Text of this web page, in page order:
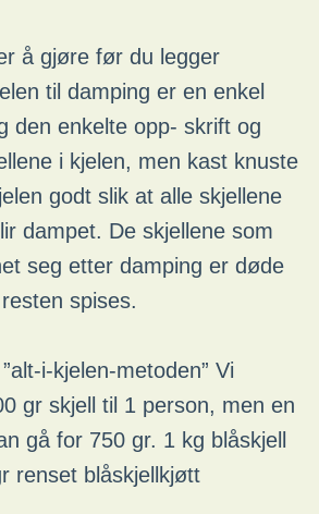
å gjøre før du legger
til damping er en enkel
den enkelte opp- skrift og
i kjelen, men kast knuste
godt slik at alle skjellene
dampet. De skjellene som
seg etter damping er døde
spises.
i-kjelen-metoden” Vi
gr skjell til 1 person, men en
gå for 750 gr. 1 kg blåskjell
renset blåskjellkjøtt